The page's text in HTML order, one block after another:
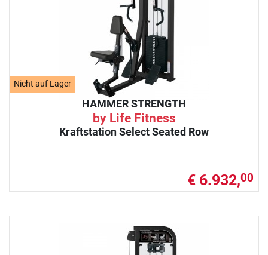
Nicht auf Lager
HAMMER STRENGTH
by Life Fitness
Kraftstation Select Seated Row
€ 6.932,00